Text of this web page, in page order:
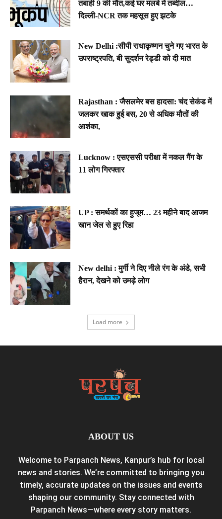
तबाही 9 की मौत,कई घर मलबे में तब्दील…
दिल्ली-NCR तक महसूस हुए झटके
New Delhi :सीपी राधाकृष्णन चुने गए भारत के
उपराष्ट्रपति, बी सुदर्शन रेड्डी को दी मात
Rajasthan : जैसलमेर बस हादसा: चंद सेकंड में
जलकर खाक हुई बस, 20 से अधिक मौतों की
आशंका,
Lucknow : एसएससी परीक्षा में नकल गैंग के
11 लोग गिरफ्तार
UP : समर्थकों का हुजूम… 23 महीने बाद आजम
खान जेल से हुए रिहा
New delhi : मुर्गी ने दिए नीले रंग के अंडे, सभी
हैरान, देखने को उमड़े लोग
Load more
ABOUT US
Welcome to Parpanch News, Kanpur’s hub for local
news and stories. We’re committed to bringing you
timely, accurate updates on the issues and events
shaping our community. Stay connected with
Parpanch News—where every story matters.